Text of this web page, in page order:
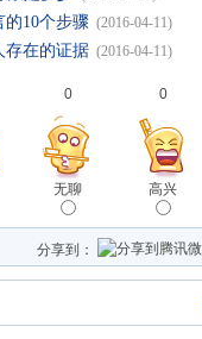
10个步骤 (2016-04-11)
存在的证据 (2016-04-11)
0
无聊
0
高兴
分享到：